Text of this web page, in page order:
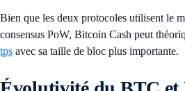
Bien que les deux protocoles utilisent le
consensus PoW, Bitcoin Cash peut
tps avec sa taille de bloc plus importante.